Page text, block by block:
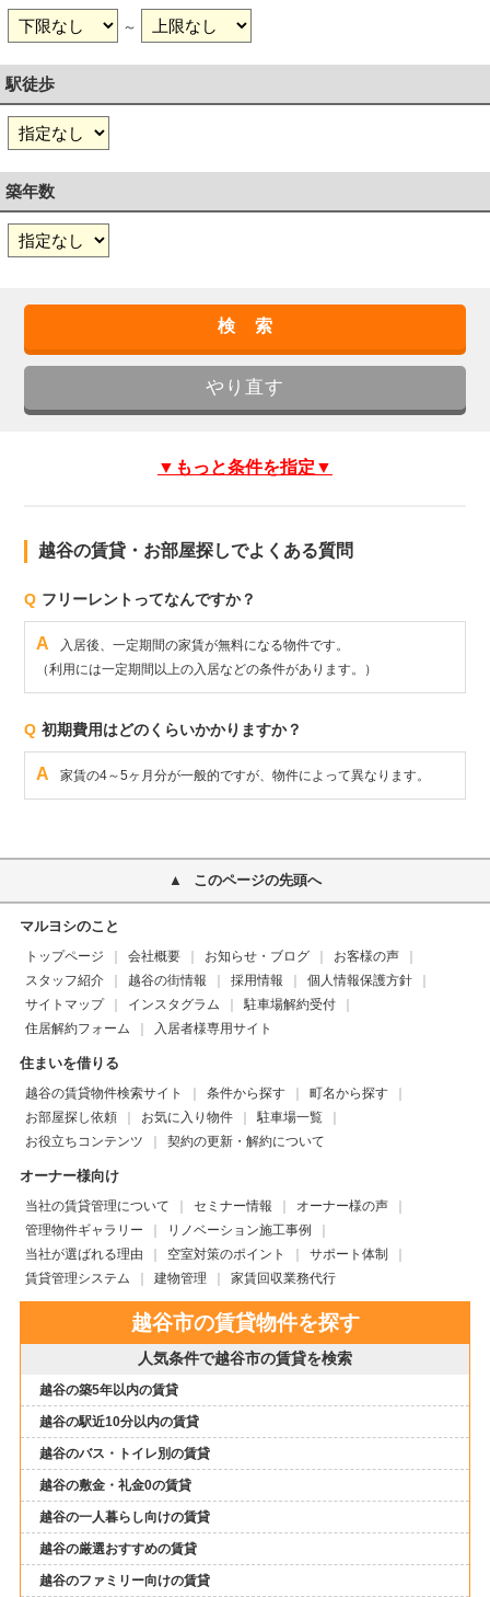
～
駅徒歩
築年数
▼もっと条件を指定▼
越谷の賃貸・お部屋探しでよくある質問
Q フリーレントってなんですか？
A
入居後、一定期間の家賃が無料になる物件です。
（利用には一定期間以上の入居などの条件があります。）
Q 初期費用はどのくらいかかりますか？
A 家賃の4～5ヶ月分が一般的ですが、物件によって異なります。
このページの先頭へ
マルヨシのこと
トップページ 会社概要 お知らせ・ブログ
お客様の声
スタッフ紹介
越谷の街情報 採用情報
個人情報保護方針
サイトマップ
インスタグラム
駐車場解約受付
住居解約フォーム
入居者様専用サイト
住まいを借りる
越谷の賃貸物件検索サイト 条件から探す
町名から探す
お部屋探し依頼
お気に入り物件
駐車場一覧
お役立ちコンテンツ
契約の更新・解約について
オーナー様向け
当社の賃貸管理について セミナー情報
オーナー様の声
管理物件ギャラリー
リノベーション施工事例
当社が選ばれる理由
空室対策のポイント
サポート体制
賃貸管理システム
建物管理 家賃回収業務代行
越谷市の賃貸物件を探す
人気条件で越谷市の賃貸を検索
越谷の築5年以内の賃貸
越谷の駅近10分以内の賃貸
越谷のバス・トイレ別の賃貸
越谷の敷金・礼金0の賃貸
越谷の一人暮らし向けの賃貸
越谷の厳選おすすめの賃貸
越谷のファミリー向けの賃貸